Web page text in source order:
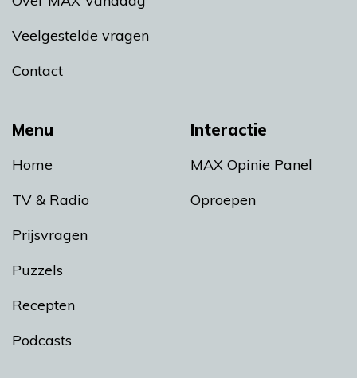
Menu
Home
TV & Radio
Prijsvragen
Puzzels
Recepten
Podcasts
Interactie
MAX Opinie Panel
Oproepen
Veelgestelde vragen
Contact